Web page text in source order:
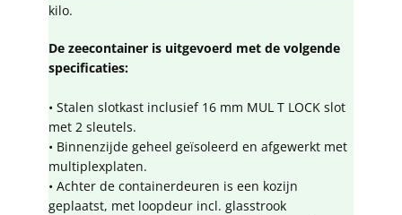
kilo.
De zeecontainer is uitgevoerd met de volgende
specificaties:
• Stalen slotkast inclusief 16 mm MUL T LOCK slot
met 2 sleutels.
• Binnenzijde geheel geïsoleerd en afgewerkt met
multiplexplaten.
• Achter de containerdeuren is een kozijn
geplaatst, met loopdeur incl. glasstrook